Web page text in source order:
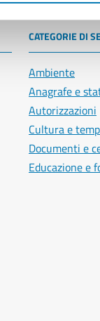
CATEGORIE DI
Ambiente
Anagrafe e
Autorizzazioni
Cultura e
Documenti e
Educazione e